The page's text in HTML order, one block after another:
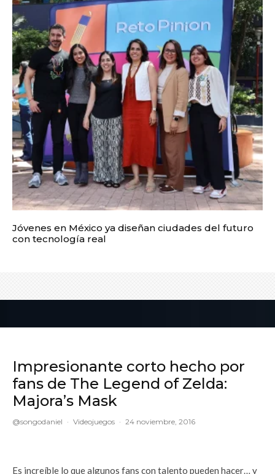
Jóvenes en México ya diseñan ciudades del futuro
con tecnología real
Impresionante corto hecho por
fans de The Legend of Zelda:
Majora’s Mask
@songodaniel · Videojuegos · 24 noviembre, 2016
Es increíble lo que algunos fans con talento pueden hacer… y